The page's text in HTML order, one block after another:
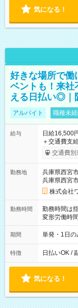
気になる！
好きな場所で
ベントも！来社
える日払い◎｜
アルバイト 職種未
給与
日給16,500
＋交通費支給 ★交通費全額支給！ ★日払いOK！（規定あり
働いたその
交通費別
勤務地
兵庫県西宮
兵庫県西宮
株式会社
勤務時間
勤務時間は
変形労働時間制 想
00～20：00
期間 単発・1日の
特徴 日払いOK /
気になる！